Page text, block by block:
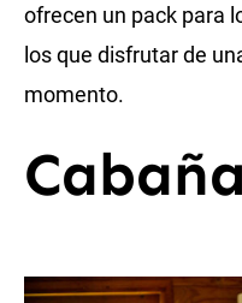
ofrecen un pack para
los que disfrutar de
momento.